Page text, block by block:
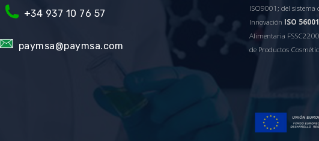
+34 937 10 76 57
paymsa@paymsa.com
ISO9001; del sistema
Innovación ISO 56001
Alimentaria
de Productos